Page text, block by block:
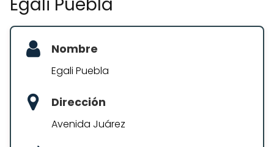
Nombre
Egali Puebla
Dirección
Avenida Juárez